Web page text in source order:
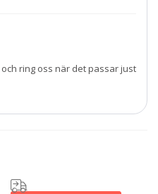
ring oss när det passar just